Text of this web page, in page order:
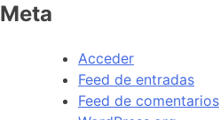
Meta
Acceder
Feed de entradas
Feed de comentarios